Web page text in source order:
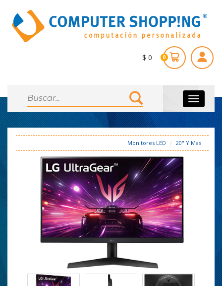
$ 0 0
Toggle
Monitores LED 20" Y Mas